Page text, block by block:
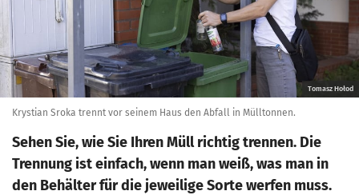
Tomasz Hołod
Krystian Sroka trennt vor seinem Haus den Abfall in Mülltonnen.
Sehen Sie, wie Sie Ihren Müll richtig trennen. Die
Trennung ist einfach, wenn man weiß, was man in
den Behälter für die jeweilige Sorte werfen muss.